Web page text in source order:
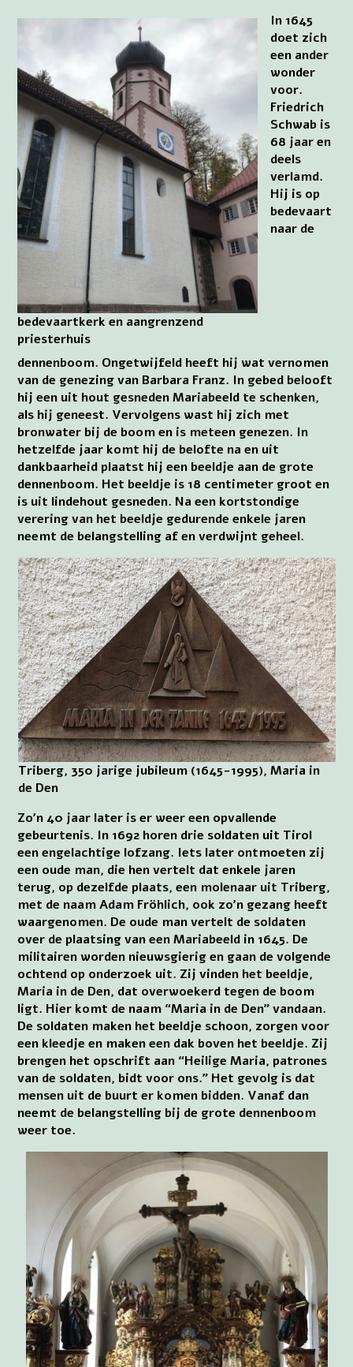
bedevaartkerk en aangrenzend
priesterhuis
In 1645
doet zich
een ander
wonder
voor.
Friedrich
Schwab is
68 jaar en
deels
verlamd.
Hij is op
bedevaart
naar de
dennenboom. Ongetwijfeld heeft hij wat vernomen
van de genezing van Barbara Franz. In gebed belooft
hij een uit hout gesneden Mariabeeld te schenken,
als hij geneest. Vervolgens wast hij zich met
bronwater bij de boom en is meteen genezen. In
hetzelfde jaar komt hij de belofte na en uit
dankbaarheid plaatst hij een beeldje aan de grote
dennenboom. Het beeldje is 18 centimeter groot en
is uit lindehout gesneden. Na een kortstondige
verering van het beeldje gedurende enkele jaren
neemt de belangstelling af en verdwijnt geheel.
Triberg, 350 jarige jubileum (1645-1995), Maria in
de Den
Zo’n 40 jaar later is er weer een opvallende
gebeurtenis. In 1692 horen drie soldaten uit Tirol
een engelachtige lofzang. Iets later ontmoeten zij
een oude man, die hen vertelt dat enkele jaren
terug, op dezelfde plaats, een molenaar uit Triberg,
met de naam Adam Fröhlich, ook zo’n gezang heeft
waargenomen. De oude man vertelt de soldaten
over de plaatsing van een Mariabeeld in 1645. De
militairen worden nieuwsgierig en gaan de volgende
ochtend op onderzoek uit. Zij vinden het beeldje,
Maria in de Den, dat overwoekerd tegen de boom
ligt. Hier komt de naam “Maria in de Den” vandaan.
De soldaten maken het beeldje schoon, zorgen voor
een kleedje en maken een dak boven het beeldje. Zij
brengen het opschrift aan “Heilige Maria, patrones
van de soldaten, bidt voor ons.” Het gevolg is dat
mensen uit de buurt er komen bidden. Vanaf dan
neemt de belangstelling bij de grote dennenboom
weer toe.